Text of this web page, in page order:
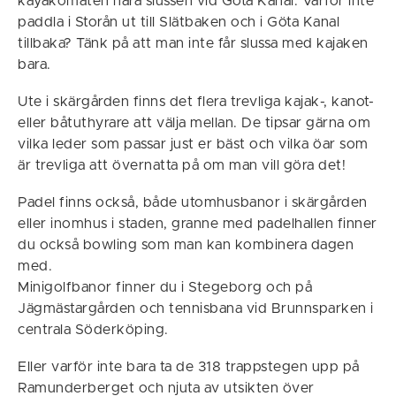
paddla i Storån ut till Slätbaken och i Göta Kanal
tillbaka? Tänk på att man inte får slussa med kajaken
bara.
Ute i skärgården finns det flera trevliga kajak-, kanot-
eller båtuthyrare att välja mellan. De tipsar gärna om
vilka leder som passar just er bäst och vilka öar som
är trevliga att övernatta på om man vill göra det!
Padel finns också, både utomhusbanor i skärgården
eller inomhus i staden, granne med padelhallen finner
du också bowling som man kan kombinera dagen
med.
Minigolfbanor finner du i Stegeborg och på
Jägmästargården och tennisbana vid Brunnsparken i
centrala Söderköping.
Eller varför inte bara ta de 318 trappstegen upp på
Ramunderberget och njuta av utsikten över